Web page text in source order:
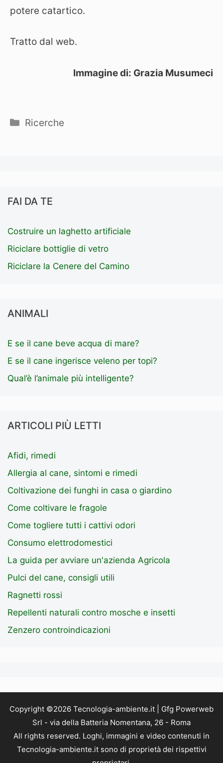
potere catartico.
Tratto dal web.
Immagine di: Grazia Musumeci
Categorie
Ricerche
FAI DA TE
Costruire un laghetto artificiale
Riciclare bottiglie di vetro
Riciclare la Cenere del Camino
ANIMALI
E se il cane beve acqua di mare?
E se il cane ingerisce veleno per topi?
Qual’è l’animale più intelligente?
ARTICOLI PIÙ LETTI
Afidi, rimedi
Allergia al cane, sintomi e rimedi
Coltivazione dei funghi in casa o giardino
Come coltivare le fragole
Come togliere tutti i cattivi odori
Consumo elettrodomestici
La guida per avviare un'azienda Agricola
Pulci del cane, consigli utili
Ragnetti rossi
Repellenti naturali contro mosche e insetti
Zenzero controindicazioni
Copyright ©2026 Tecnologia-ambiente.it | Gfg Powerweb
Srl - via della Batteria Nomentana, 26 - Roma
All rights reserved. Loghi, immagini e video contenuti in
Tecnologia-ambiente.it sono di proprietà dei rispettivi